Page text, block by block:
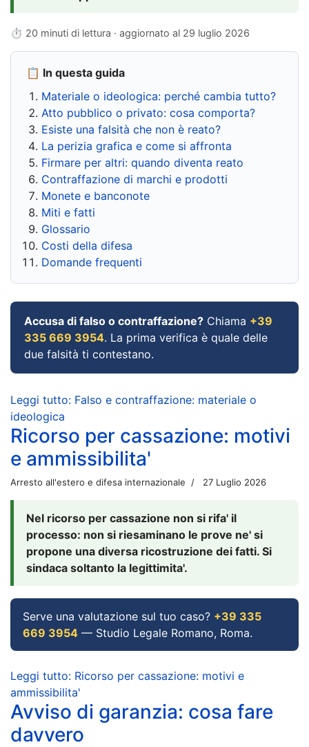
⏱ 20 minuti di lettura · aggiornato al 29 luglio 2026
📋 In questa guida
Materiale o ideologica: perché cambia tutto?
Atto pubblico o privato: cosa comporta?
Esiste una falsità che non è reato?
La perizia grafica e come si affronta
Firmare per altri: quando diventa reato
Contraffazione di marchi e prodotti
Monete e banconote
Miti e fatti
Glossario
Costi della difesa
Domande frequenti
Accusa di falso o contraffazione? Chiama +39
335 669 3954. La prima verifica è quale delle
due falsità ti contestano.
Leggi tutto: Falso e contraffazione: materiale o
ideologica
Ricorso per cassazione: motivi
e ammissibilita'
Arresto all'estero e difesa internazionale 27 Luglio 2026
Nel ricorso per cassazione non si rifa' il
processo: non si riesaminano le prove ne' si
propone una diversa ricostruzione dei fatti. Si
sindaca soltanto la legittimita'.
Serve una valutazione sul tuo caso? +39 335
669 3954 — Studio Legale Romano, Roma.
Leggi tutto: Ricorso per cassazione: motivi e
ammissibilita'
Avviso di garanzia: cosa fare
davvero